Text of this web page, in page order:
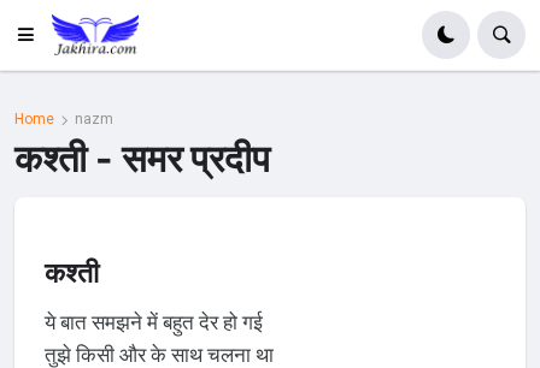
Home nazm
कश्ती - समर प्रदीप
कश्ती
ये बात समझने में बहुत देर हो गई
तुझे किसी और के साथ चलना था